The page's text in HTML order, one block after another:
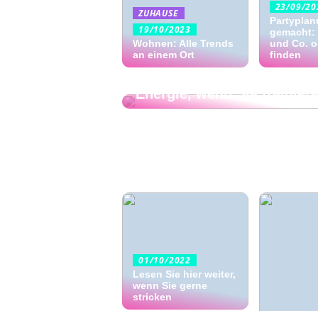
ZUHAUSE
19/10/2023
Wohnen: Alle Trends
an einem Ort
23/09/
gemacht:
und Co.
finden
03/10/2022
Energie, wenn Sie
01/10/2022
Lesen Sie hier weiter,
wenn Sie gerne
stricken